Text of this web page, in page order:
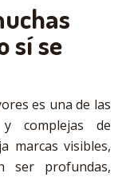
sí se
es una de las
y complejas de
marcas visibles,
ser profundas,